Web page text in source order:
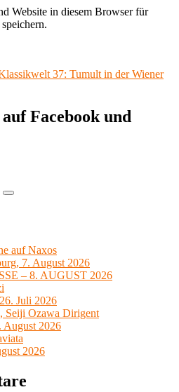
Website in diesem Browser für
37: Tumult in der Wiener
Facebook und
Suchen
auf Naxos
7. August 2026
– 8. AUGUST 2026
Juli 2026
Seiji Ozawa Dirigent
August 2026
2026